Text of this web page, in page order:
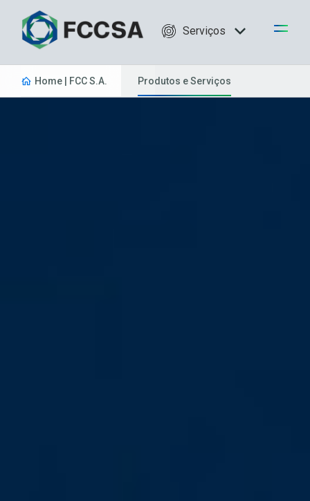
Serviços
Home | FCC S.A. Produtos e Serviços